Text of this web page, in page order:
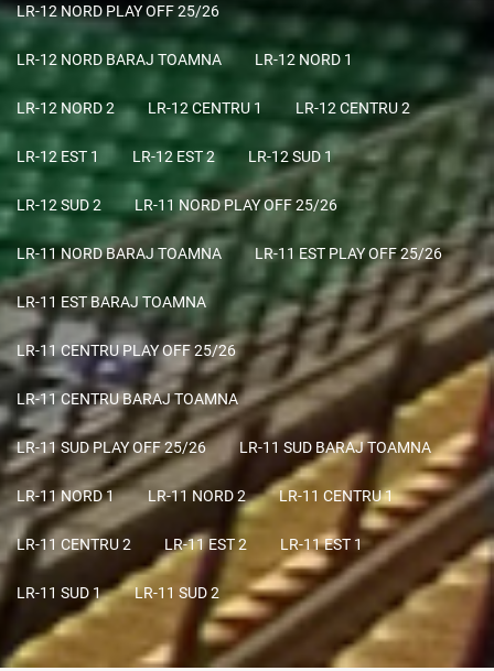
LR-12 NORD PLAY OFF 25/26
LR-12 NORD BARAJ TOAMNA LR-12 NORD 1
LR-12 NORD 2 LR-12 CENTRU 1 LR-12 CENTRU 2
LR-12 EST 1 LR-12 EST 2 LR-12 SUD 1
LR-12 SUD 2 LR-11 NORD PLAY OFF 25/26
LR-11 NORD BARAJ TOAMNA LR-11 EST PLAY OFF 25/26
LR-11 EST BARAJ TOAMNA
LR-11 CENTRU PLAY OFF 25/26
LR-11 CENTRU BARAJ TOAMNA
LR-11 SUD PLAY OFF 25/26 LR-11 SUD BARAJ TOAMNA
LR-11 NORD 1 LR-11 NORD 2 LR-11 CENTRU 1
LR-11 CENTRU 2 LR-11 EST 2 LR-11 EST 1
LR-11 SUD 1 LR-11 SUD 2